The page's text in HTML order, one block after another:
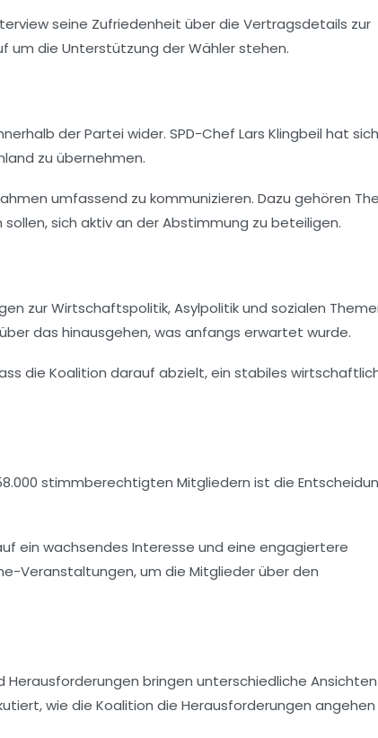
seine Zufriedenheit über die Vertragsdetails zur
um die Unterstützung der Wähler stehen.
der Partei wider. SPD-Chef Lars Klingbeil hat sich
zu übernehmen.
umfassend zu kommunizieren. Dazu gehören
sich aktiv an der Abstimmung zu beteiligen.
zurWirtschaftspolitik,Asylpolitikund sozialen
das hinausgehen, was anfangs erwartet wurde.
die Koalition darauf abzielt, ein stabiles
stimmberechtigten Mitgliedern ist die
ein wachsendes Interesse und eine engagiertere
Veranstaltungen, um die Mitglieder über den
Herausforderungen bringen unterschiedliche
wie die Koalition die Herausforderungen angehen